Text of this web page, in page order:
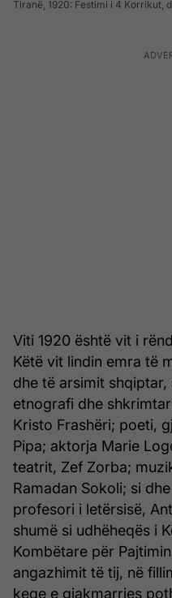
Tiranë, 1920: Festimi i 4 Korrikut,
Viti 1920 është vit i
Këtë vit lindin emra të
dhe të arsimit
etnografi dhe
Kristo Frashëri; poeti,
Pipa; aktorja Marie
teatrit, Zef Zorba;
Ramadan Sokoli; si
profesori i letërsisë,
shumë si udhëheqës i
Kombëtare për
angazhimit të tij, në
keqe e gjakmarrjes